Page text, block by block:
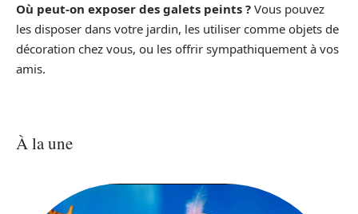
Où peut-on exposer des galets peints ? Vous pouvez
les disposer dans votre jardin, les utiliser comme objets de
décoration chez vous, ou les offrir sympathiquement à vos
amis.
À la une